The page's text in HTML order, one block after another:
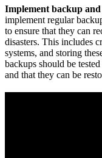
Implement backup
implement regular
to ensure that they can
disasters. This includes
systems, and storing
backups should be
and that they can be